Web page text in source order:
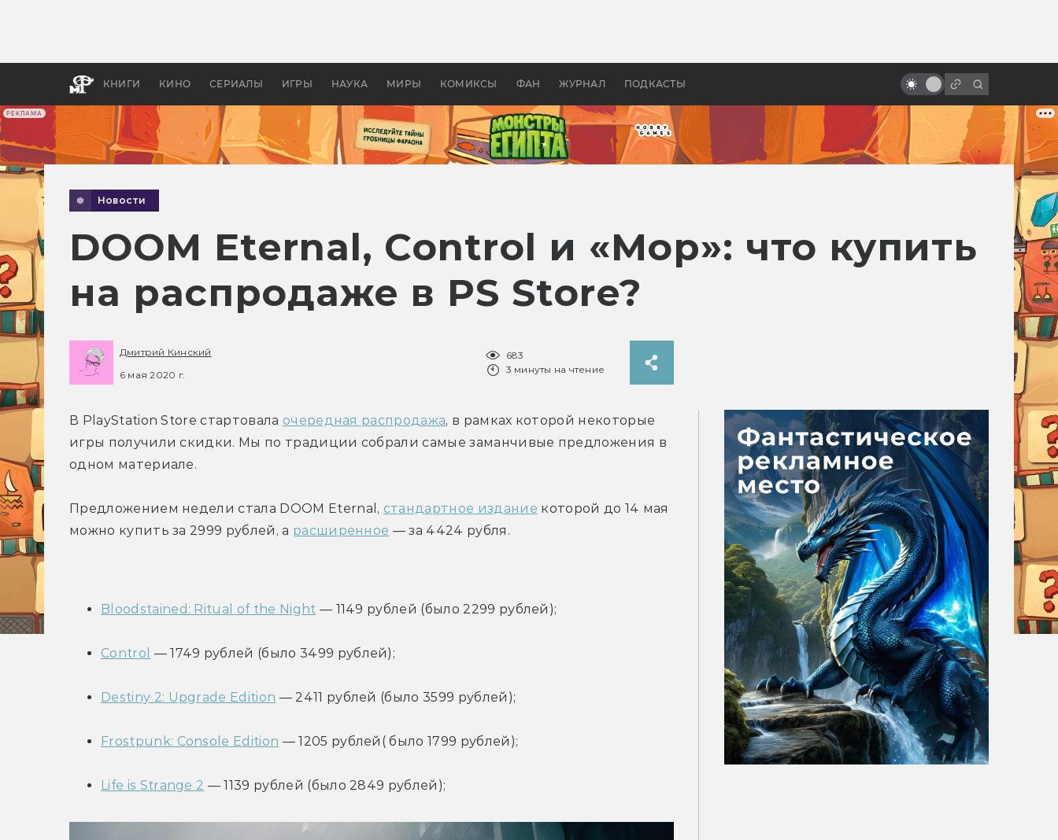
РЕКЛАМА
КНИГИ КИНО СЕРИАЛЫ ИГРЫ НАУКА МИРЫ КОМИКСЫ ФАН ЖУРНАЛ ПОДКАСТЫ
бы «Властелина колец»
Древней Грецией
Судный день»
Новости
DOOM Eternal, Control и «Мор»: что купить
на распродаже в PS Store?
Дмитрий Кинский
6 мая 2020 г.
683
3 минуты на чтение
В PlayStation Store стартовала очередная распродажа, в рамках которой некоторые
игры получили скидки. Мы по традиции собрали самые заманчивые предложения в
одном материале.
Предложением недели стала DOOM Eternal, стандартное издание которой до 14 мая
можно купить за 2999 рублей, а расширенное — за 4424 рубля.
Bloodstained: Ritual of the Night — 1149 рублей (было 2299 рублей);
Control — 1749 рублей (было 3499 рублей);
Destiny 2: Upgrade Edition — 2411 рублей (было 3599 рублей);
Frostpunk: Console Edition — 1205 рублей( было 1799 рублей);
Life is Strange 2 — 1139 рублей (было 2849 рублей);